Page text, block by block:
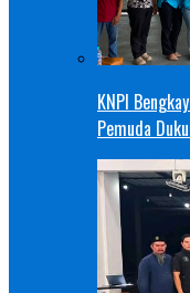
KNPI
Pemuda